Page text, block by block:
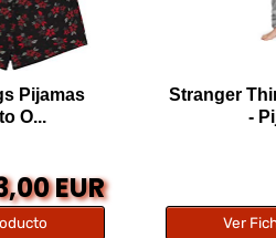
Pijamas
O...
EUR
Stranger
-
Ver